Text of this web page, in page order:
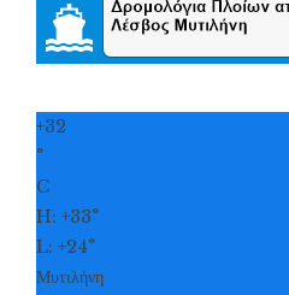
+32
°
C
H: +33°
L: +24°
Μυτιλήνη